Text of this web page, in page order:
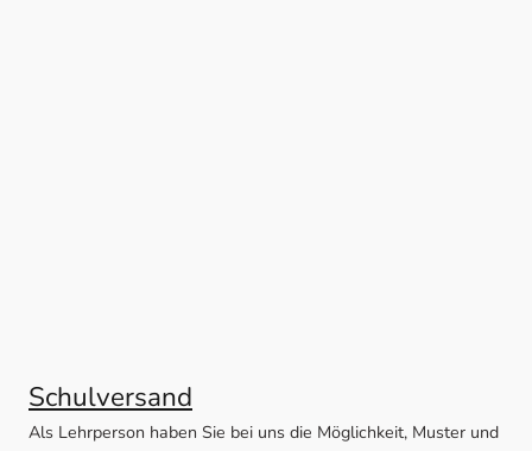
Schulversand
Als Lehrperson haben Sie bei uns die Möglichkeit, Muster und